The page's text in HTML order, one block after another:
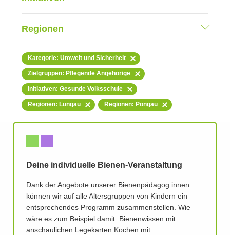
Regionen
Kategorie: Umwelt und Sicherheit
Zielgruppen: Pflegende Angehörige
Initiativen: Gesunde Volksschule
Regionen: Lungau Regionen: Pongau
Deine individuelle Bienen-Veranstaltung
Dank der Angebote unserer Bienenpädagog:innen
können wir auf alle Altersgruppen von Kindern ein
entsprechendes Programm zusammenstellen. Wie
wäre es zum Beispiel damit: Bienenwissen mit
anschaulichen Legekarten Kochen mit